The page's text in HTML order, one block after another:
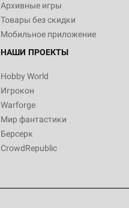
Архивные игры
Товары без скидки
Мобильное приложение
НАШИ ПРОЕКТЫ
Hobby World
Игрокон
Warforge
Мир фантастики
Берсерк
CrowdRepublic